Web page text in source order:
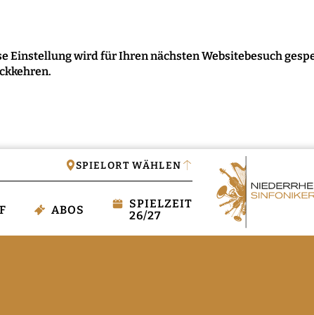
SPIELORT WÄHLEN
Einstellung wird für Ihren nächsten Websitebesuch
ABOS
SPIELZEIT
26/27